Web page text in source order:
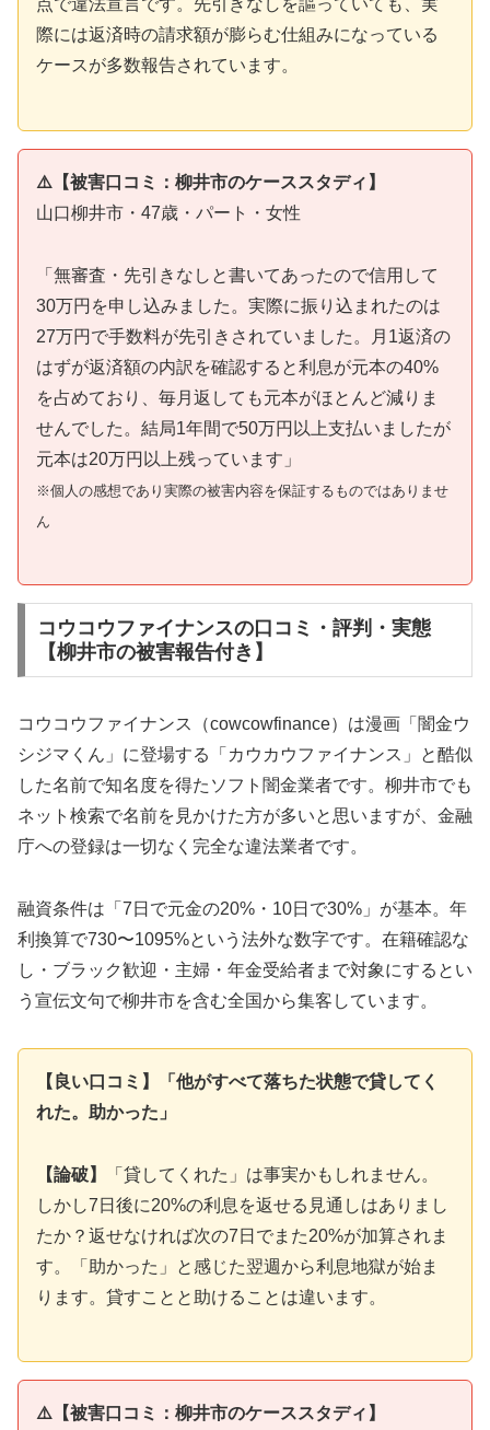
点で違法宣言です。先引きなしを謳っていても、実
際には返済時の請求額が膨らむ仕組みになっている
ケースが多数報告されています。
⚠️【被害口コミ：柳井市のケーススタディ】
山口柳井市・47歳・パート・女性
「無審査・先引きなしと書いてあったので信用して
30万円を申し込みました。実際に振り込まれたのは
27万円で手数料が先引きされていました。月1返済の
はずが返済額の内訳を確認すると利息が元本の40%
を占めており、毎月返しても元本がほとんど減りま
せんでした。結局1年間で50万円以上支払いましたが
元本は20万円以上残っています」
※個人の感想であり実際の被害内容を保証するものではありませ
ん
コウコウファイナンスの口コミ・評判・実態
【柳井市の被害報告付き】
コウコウファイナンス（cowcowfinance）は漫画「闇金ウ
シジマくん」に登場する「カウカウファイナンス」と酷似
した名前で知名度を得たソフト闇金業者です。柳井市でも
ネット検索で名前を見かけた方が多いと思いますが、金融
庁への登録は一切なく完全な違法業者です。
融資条件は「7日で元金の20%・10日で30%」が基本。年
利換算で730〜1095%という法外な数字です。在籍確認な
し・ブラック歓迎・主婦・年金受給者まで対象にするとい
う宣伝文句で柳井市を含む全国から集客しています。
【良い口コミ】「他がすべて落ちた状態で貸してく
れた。助かった」
【論破】
「貸してくれた」は事実かもしれません。
しかし7日後に20%の利息を返せる見通しはありまし
たか？返せなければ次の7日でまた20%が加算されま
す。「助かった」と感じた翌週から利息地獄が始ま
ります。貸すことと助けることは違います。
⚠️【被害口コミ：柳井市のケーススタディ】